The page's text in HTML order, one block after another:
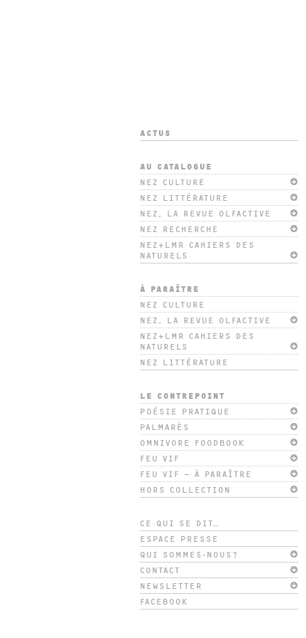
ACTUS
AU CATALOGUE
NEZ CULTURE
NEZ LITTÉRATURE
NEZ, LA REVUE OLFACTIVE
NEZ RECHERCHE
NEZ+LMR CAHIERS DES
NATURELS
À PARAÎTRE
NEZ CULTURE
NEZ, LA REVUE OLFACTIVE
NEZ+LMR CAHIERS DES
NATURELS
NEZ LITTÉRATURE
LE CONTREPOINT
POÉSIE PRATIQUE
PALMARÈS
OMNIVORE FOODBOOK
FEU VIF
FEU VIF – À PARAÎTRE
HORS COLLECTION
CE QUI SE DIT…
ESPACE PRESSE
QUI SOMMES-NOUS?
CONTACT
NEWSLETTER
FACEBOOK